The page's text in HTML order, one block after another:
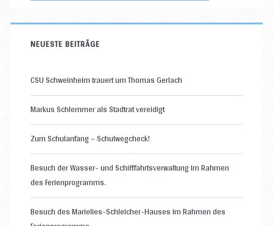
NEUESTE BEITRÄGE
CSU Schweinheim trauert um Thomas Gerlach
Markus Schlemmer als Stadtrat vereidigt
Zum Schulanfang – Schulwegcheck!
Besuch der Wasser- und Schifffahrtsverwaltung im Rahmen
des Ferienprogramms.
Besuch des Marielies-Schleicher-Hauses im Rahmen des